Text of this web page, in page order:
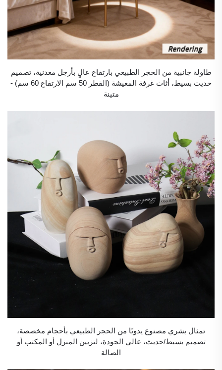
طاولة جانبية من الحجر الطبيعي بارتفاع عالٍ بأرجل معدنية، تصميم
حديث بسيط، أثاث غرفة المعيشة (القطر 50 سم الارتفاع 60 سم) -
متينة
تمثال بشري مصنوع يدويًا من الحجر الطبيعي بأحجام مخصصة،
تصميم بسيط/حديث، عالي الجودة، لتزيين المنزل أو المكتب أو
الصالة